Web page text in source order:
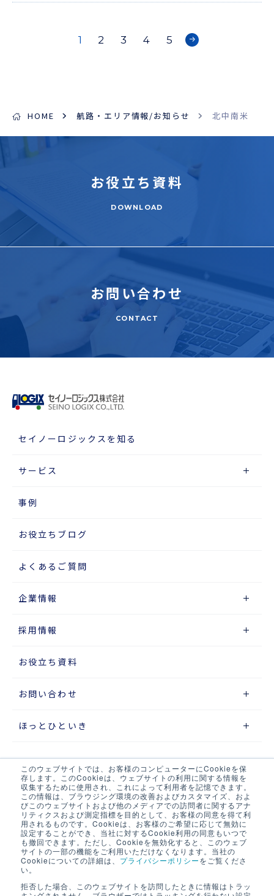
このウェブサイトでは、お客様のコンピューターにCookieを保
存します。このCookieは、ウェブサイトの利用に関する情報を
収集するために使用され、これによって利用者を記憶できます。
この情報は、ブラウジング環境の改善およびカスタマイズ、およ
びこのウェブサイトおよび他のメディアでの訪問者に関するアナ
リティクスおよび測定指標を目的として、お客様の同意を得て利
用されるものです。Cookieは、お客様のご希望に応じて無効に
設定することができ、当社に対するCookie利用の同意もいつで
も撤回できます。ただし、Cookieを無効化すると、このウェブ
サイトの一部の機能をご利用いただけなくなります。当社の
Cookieについての詳細は、 プライバシーポリシーをご覧くださ
い。
拒否した場合、このウェブサイトを訪問したときに情報はトラッ
1 2 3 4 5
HOME 航路・エリア情報/お知らせ 北中南米
お役立ち 資料
DOWNLOAD
お問い合わせ
CONTACT
セイノーロジックスを知る
サービス
事例
お役立ちブログ
よくあるご質問
企業情報
採用情報
お役立ち資料
お問い合わせ
ほっとひといき
サイトマップ
プライバシーポリシー
ウェブアクセシビリティポリシー
当サイト・当社システムについて
LOGIX NET会員について